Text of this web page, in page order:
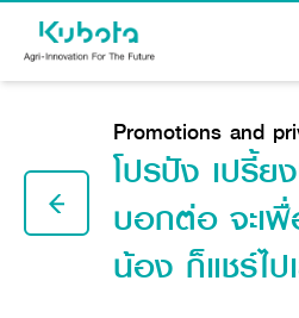
PRODUCTS
Promotions and
โปรปัง เปรี้ย
บอกต่อ จะเ
น้อง ก็แชร์ไป